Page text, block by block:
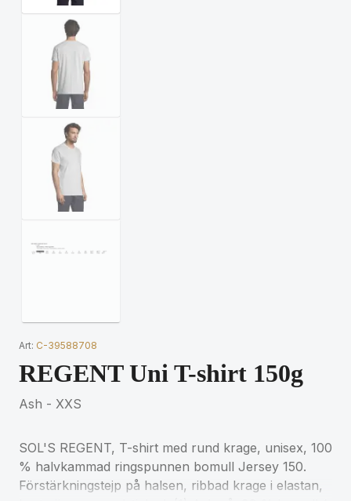
Art: C-39588708
REGENT Uni T-shirt 150g
Ash - XXS
SOL'S REGENT, T-shirt med rund krage, unisex, 100
% halvkammad ringspunnen bomull Jersey 150.
Förstärkningstejp på halsen, ribbad krage i elastan,